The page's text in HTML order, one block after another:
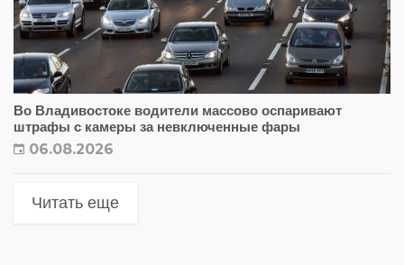
Во Владивостоке водители массово оспаривают
штрафы с камеры за невключенные фары
06.08.2026
Читать еще